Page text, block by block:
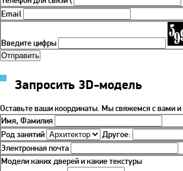
Email
Введите цифры
Запросить 3D-модель
Оставьте ваши координаты. Мы свяжемся с вами
Имя, Фамилия
Род занятий
Другое:
Электронная почта
Модели каких дверей и какие текстуры